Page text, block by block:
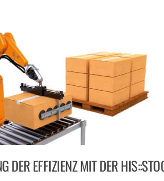
DER EFFIZIENZ MIT DER